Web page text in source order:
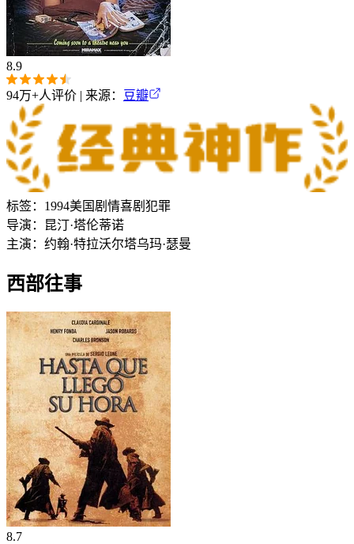
8.9
94万+人评价 | 来源： 豆瓣
标签： 1994美国 剧情喜剧 犯罪
导演：
昆汀·塔伦蒂诺
主演： 约翰·特拉沃尔塔乌玛·瑟曼
西部往事
8.7